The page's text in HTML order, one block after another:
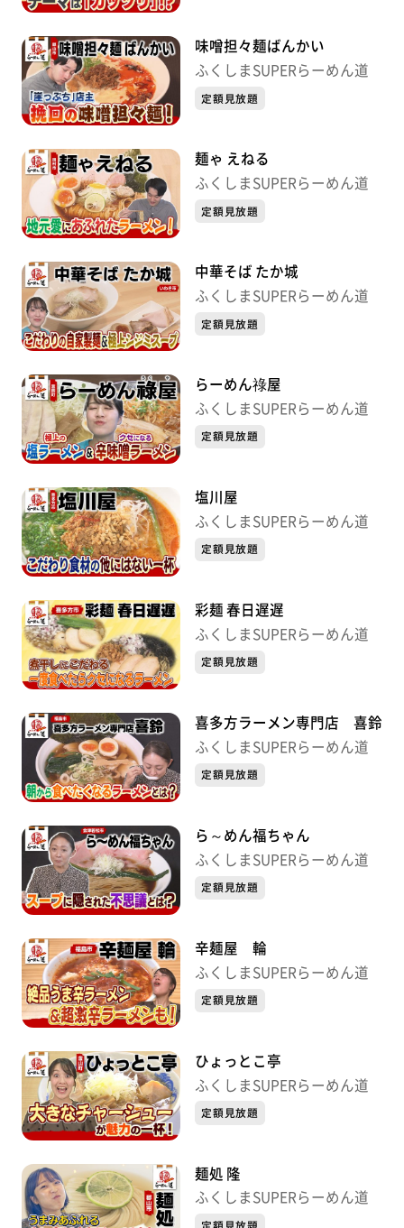
味噌担々麺ばんかい
ふくしまSUPERらーめん道
定額見放題
麺ゃ えねる
ふくしまSUPERらーめん道
定額見放題
中華そば たか城
ふくしまSUPERらーめん道
定額見放題
らーめん祿屋
ふくしまSUPERらーめん道
定額見放題
塩川屋
ふくしまSUPERらーめん道
定額見放題
彩麺 春日遅遅
ふくしまSUPERらーめん道
定額見放題
喜多方ラーメン専門店 喜鈴
ふくしまSUPERらーめん道
定額見放題
ら～めん福ちゃん
ふくしまSUPERらーめん道
定額見放題
辛麺屋 輪
ふくしまSUPERらーめん道
定額見放題
ひょっとこ亭
ふくしまSUPERらーめん道
定額見放題
麺処 隆
ふくしまSUPERらーめん道
定額見放題